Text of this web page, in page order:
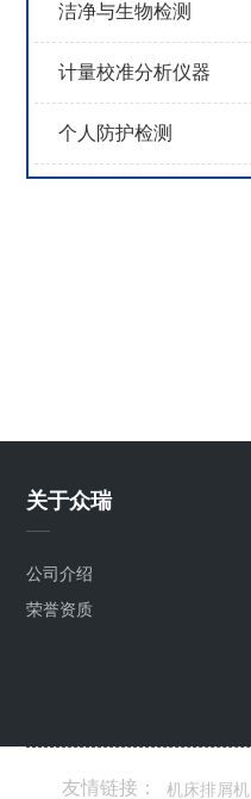
洁净与生物检测
计量校准分析仪器
个人防护检测
关于众瑞
公司介绍
荣誉资质
友情链接： 机床排屑机